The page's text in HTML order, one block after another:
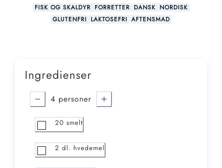
FISK OG SKALDYR FORRETTER DANSK NORDISK
GLUTENFRI LAKTOSEFRI AFTENSMAD
Ingredienser
4 personer
20 smelt
2 dl. hvedemel